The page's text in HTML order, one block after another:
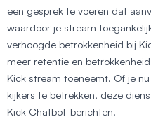
een gesprek te voeren dat
waardoor je stream
verhoogde betrokkenheid bij
meer retentie en
Kick stream toeneemt. Of je
kijkers te betrekken, deze
Kick Chatbot-berichten.